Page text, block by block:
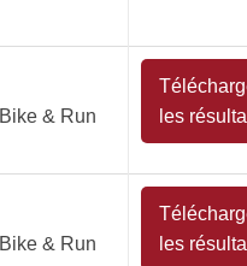
Bike & Run
les
Bike & Run
les